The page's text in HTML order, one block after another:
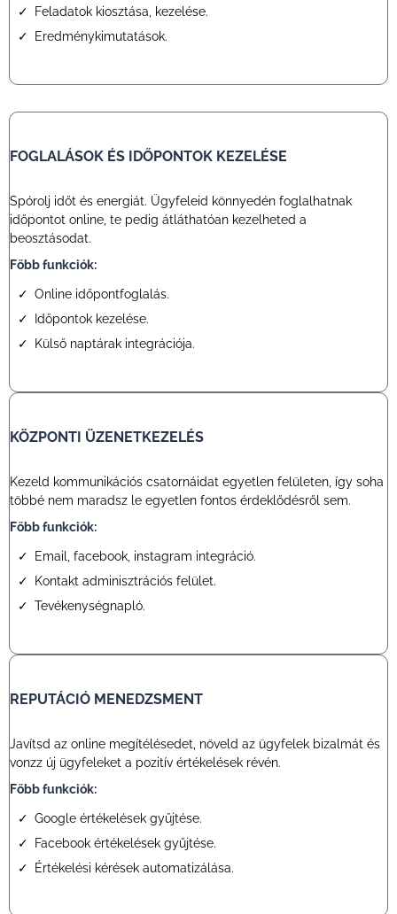
Feladatok kiosztása, kezelése.
Eredménykimutatások.
FOGLALÁSOK ÉS IDŐPONTOK KEZELÉSE
Spórolj időt és energiát. Ügyfeleid könnyedén foglalhatnak
időpontot online, te pedig átláthatóan kezelheted a
beosztásodat.
Főbb funkciók:
Online időpontfoglalás.
Időpontok kezelése.
Külső naptárak integrációja.
KÖZPONTI ÜZENETKEZELÉS
Kezeld kommunikációs csatornáidat egyetlen felületen, így soha
többé nem maradsz le egyetlen fontos érdeklődésről sem.
Főbb funkciók:
Email, facebook, instagram integráció.
Kontakt adminisztrációs felület.
Tevékenységnapló.
REPUTÁCIÓ MENEDZSMENT
Javítsd az online megítélésedet, növeld az ügyfelek bizalmát és
vonzz új ügyfeleket a pozitív értékelések révén.
Főbb funkciók:
Google értékelések gyűjtése.
Facebook értékelések gyűjtése.
Értékelési kérések automatizálása.